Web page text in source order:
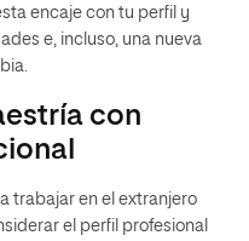
encaje con tu perfil y
e, incluso, una nueva
con
trabajar en el extranjero
el perfil profesional